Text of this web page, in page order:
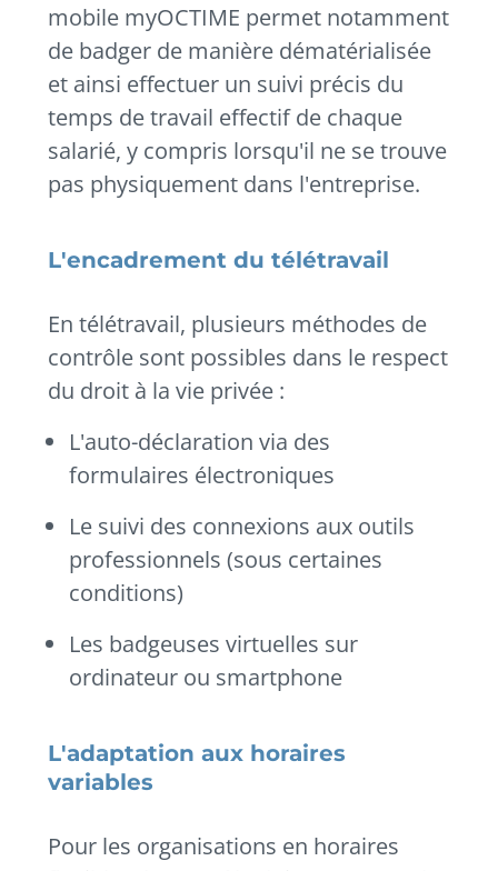
mobile myOCTIME permet notamment
de badger de manière dématérialisée
et ainsi effectuer un suivi précis du
temps de travail effectif de chaque
salarié, y compris lorsqu'il ne se trouve
pas physiquement dans l'entreprise.
L'encadrement du télétravail
En télétravail, plusieurs méthodes de
contrôle sont possibles dans le respect
du droit à la vie privée :
L'auto-déclaration via des
formulaires électroniques
Le suivi des connexions aux outils
professionnels (sous certaines
conditions)
Les badgeuses virtuelles sur
ordinateur ou smartphone
L'adaptation aux horaires
variables
Pour les organisations en horaires